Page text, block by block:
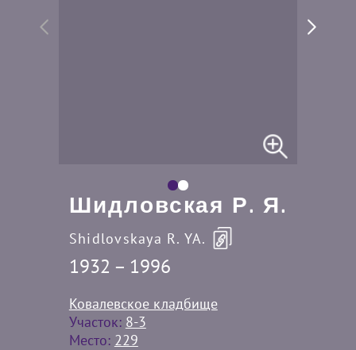
Шидловская Р. Я.
Shidlovskaya R. YA.
1932 – 1996
Ковалевское кладбище
Участок: 8-3
Место: 229